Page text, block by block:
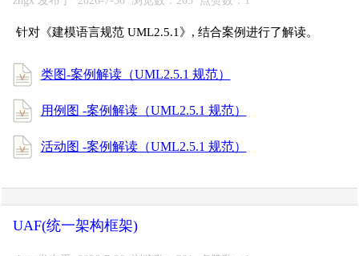
针对《建模语言规范 UML2.5.1》, 结合案例进行了解读。
类图-案例解读（UML2.5.1 规范）
用例图 -案例解读（UML2.5.1 规范）
活动图 -案例解读（UML2.5.1 规范）
UAF(统一架构框架)